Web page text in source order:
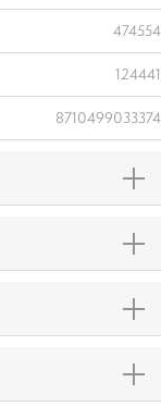
474554
124441
8710499033374